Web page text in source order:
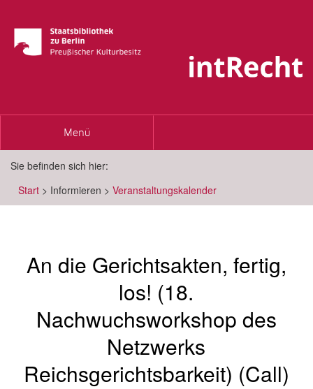
Toggle
Menü
Sie befinden sich hier:
Start > Informieren > Veranstaltungskalender
An die Gerichtsakten, fertig,
los! (18.
Nachwuchsworkshop des
Netzwerks
Reichsgerichtsbarkeit) (Call)